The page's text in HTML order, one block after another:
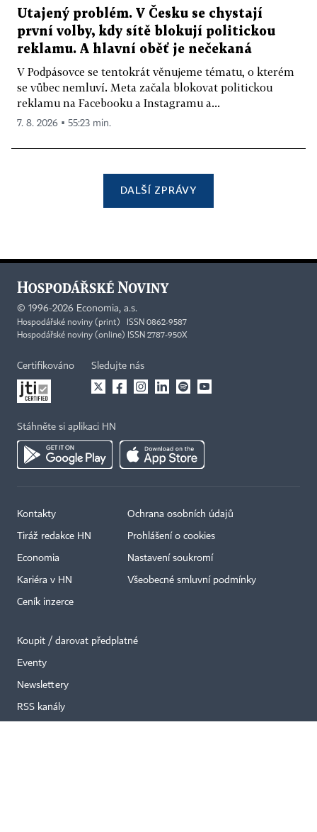
Utajený problém. V Česku se chystají
první volby, kdy sítě blokují politickou
reklamu. A hlavní oběť je nečekaná
V Podpásovce se tentokrát věnujeme tématu, o kterém
se vůbec nemluví. Meta začala blokovat politickou
reklamu na Facebooku a Instagramu a...
7. 8. 2026 ▪ 55:23 min.
DALŠÍ ZPRÁVY
© 1996-2026 Economia, a.s.
Hospodářské noviny (print) ISSN 0862-9587
Hospodářské noviny (online) ISSN 2787-950X
Certifikováno Sledujte nás
Stáhněte si aplikaci HN
Kontakty
Tiráž redakce HN
Economia
Kariéra v HN
Ceník inzerce
Ochrana osobních údajů
Prohlášení o cookies
Nastavení soukromí
Všeobecné smluvní podmínky
Koupit / darovat předplatné
Eventy
Newslettery
RSS kanály